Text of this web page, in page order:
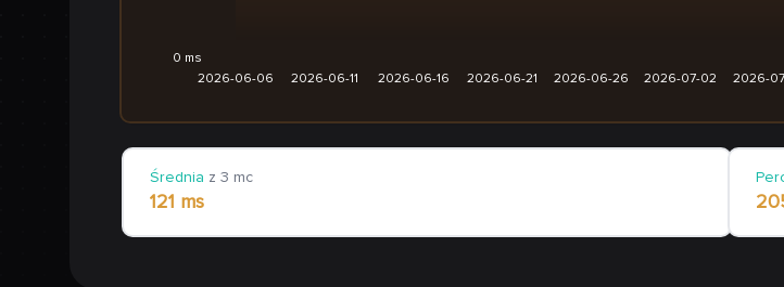
2026-06-06 2026-06-11 2026-06-16 2026-06-21 2026-06-26 2026-07-02 2026-
0 ms
Średnia z 3 mc
121 ms